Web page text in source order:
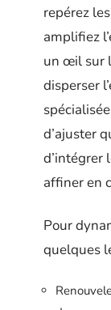
repérez
amplifiez
un œil sur
disperser
d’ajuster
d’intégrer
affiner en
Pour
quelques